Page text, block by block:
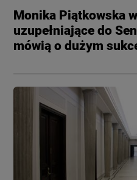
Monika Piątkowska
uzupełniające do
mówią o dużym